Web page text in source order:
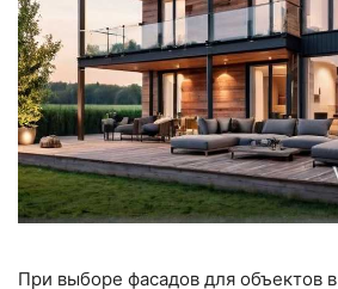
При выборе фасадов для объектов